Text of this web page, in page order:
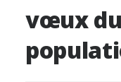
vœux